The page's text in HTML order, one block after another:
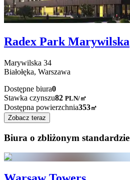
Radex Park Marywilska
Marywilska 34
Białołęka, Warszawa
Dostępne biura0
Stawka czynszu82 PLN/㎡
Dostępna powierzchnia353㎡
Zobacz teraz
Biura o zbliżonym standardzie